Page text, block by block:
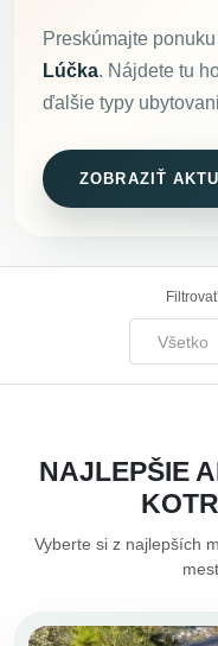
Preskúmajte
Lúčka. Nájdete tu
ďalšie typy
ZOBRAZIŤ
Všetko
NAJLEPŠIE
Vyberte si z najlepších